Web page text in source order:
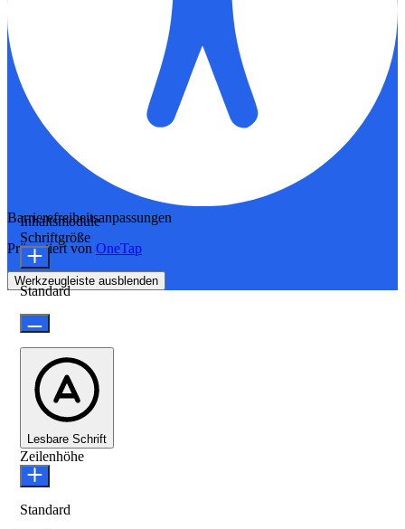
Barrierefreiheitsanpassungen
Präsentiert von OneTap
Werkzeugleiste ausblenden
Inhaltsmodule
Schriftgröße
Standard
Lesbare Schrift
Zeilenhöhe
Standard